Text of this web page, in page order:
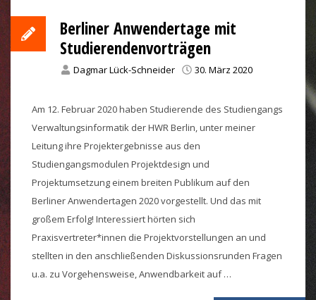
Berliner Anwendertage mit
Studierendenvorträgen
Dagmar Lück-Schneider 30. März 2020
Am 12. Februar 2020 haben Studierende des Studiengangs
Verwaltungsinformatik der HWR Berlin, unter meiner
Leitung ihre Projektergebnisse aus den
Studiengangsmodulen Projektdesign und
Projektumsetzung einem breiten Publikum auf den
Berliner Anwendertagen 2020 vorgestellt. Und das mit
großem Erfolg! Interessiert hörten sich
Praxisvertreter*innen die Projektvorstellungen an und
stellten in den anschließenden Diskussionsrunden Fragen
u.a. zu Vorgehensweise, Anwendbarkeit auf …